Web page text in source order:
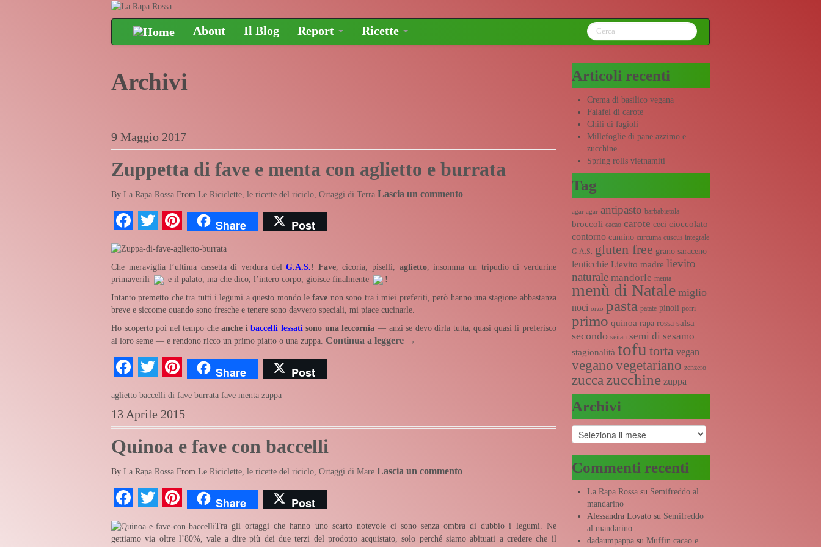
About Il Blog Report Ricette
Archivi
9 Maggio 2017
Zuppetta di fave e menta con aglietto e burrata
By La Rapa Rossa From Le Riciclette, le ricette del riciclo Ortaggi di Terra Lascia un commento
Facebook
TwitterPinterest
Share Post
Che meraviglia l’ultima cassetta di verdura delG.A.S.! Fave, cicoria, piselli, aglietto, insomma un tripudio di verdurine
primaverili
e il palato, ma che dico, l’intero corpo, gioisce finalmente
!
Intanto premetto che tra tutti i legumi a questo mondo lefave non sono tra i miei preferiti, però hanno una stagione abbastanza
breve e siccome quando sono fresche e tenere sono davvero speciali, mi piace cucinarle.
Ho scoperto poi nel tempo cheanche ibaccelli lessatisono una leccornia — anzi se devo dirla tutta, quasi quasi li preferisco
al loro seme — e rendono ricco un primo piatto o una zuppa. Continua a leggere →
Facebook
TwitterPinterest
Share Post
aglietto baccelli di fave burrata fave menta zuppa
13 Aprile 2015
Quinoa e fave con baccelli
By La Rapa Rossa From Le Riciclette, le ricette del riciclo, Ortaggi di Mare Lascia un commento
Facebook
TwitterPinterest
Share Post
Tra gli ortaggi che hanno uno scarto notevole ci sono senza ombra di dubbio i legumi. Ne
gettiamo via oltre l’80%, vale a dire più dei due terzi del prodotto acquistato, solo perché siamo abituati a credere che il
Articoli recenti
Crema di basilico vegana
Falafel di carote
Chili di fagioli
Millefoglie di pane azzimo e
zucchine
Spring rolls vietnamiti
Tag
agar agar antipasto barbabietola
broccoli cacao carote ceci cioccolato
contorno cumino curcuma cuscus integrale
G.A.S.
gluten free grano saraceno
lenticchie Lievito madre lievito
naturale mandorle menta
menù di Natale miglio
noci orzo pasta patate pinoli porri
primo quinoa rapa rossa salsa
secondo seitan semi di sesamo
stagionalità tofu torta vegan
vegano vegetariano zenzero
zucca zucchine zuppa
Archivi
Archivi
Commenti recenti
La Rapa Rossasu Semifreddo al
mandarino
Alessandra Lovatosu Semifreddo
al mandarino
dadaumpappasu Muffin cacao e